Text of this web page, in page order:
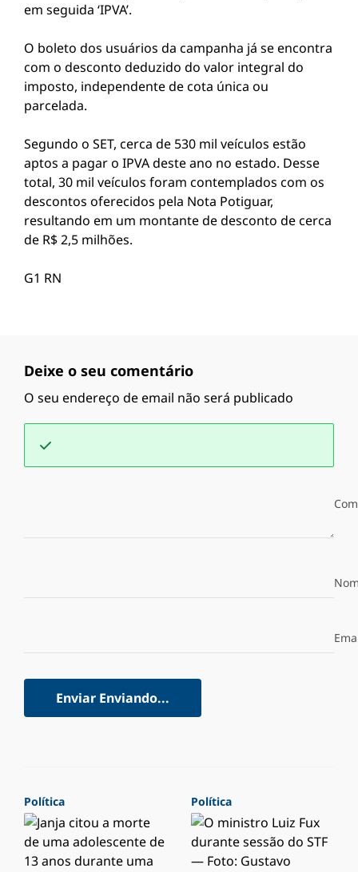
em seguida ‘IPVA’.
O boleto dos usuários da campanha já se encontra
com o desconto deduzido do valor integral do
imposto, independente de cota única ou
parcelada.
Segundo o SET, cerca de 530 mil veículos estão
aptos a pagar o IPVA deste ano no estado. Desse
total, 30 mil veículos foram contemplados com os
descontos oferecidos pela Nota Potiguar,
resultando em um montante de desconto de cerca
de R$ 2,5 milhões.
G1 RN
Deixe o seu comentário
O seu endereço de email não será publicado
Enviar Enviando...
Política Política